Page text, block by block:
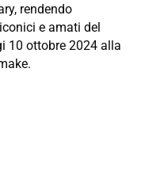
rendendo
e amati del
10 ottobre 2024 alla